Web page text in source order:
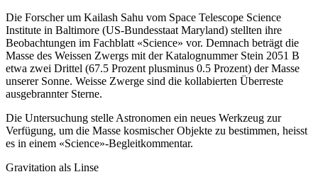
Die Forscher um Kailash Sahu vom Space Telescope Science
Institute in Baltimore (US-Bundesstaat Maryland) stellten ihre
Beobachtungen im Fachblatt «Science» vor. Demnach beträgt die
Masse des Weissen Zwergs mit der Katalognummer Stein 2051 B
etwa zwei Drittel (67.5 Prozent plusminus 0.5 Prozent) der Masse
unserer Sonne. Weisse Zwerge sind die kollabierten Überreste
ausgebrannter Sterne.
Die Untersuchung stelle Astronomen ein neues Werkzeug zur
Verfügung, um die Masse kosmischer Objekte zu bestimmen, heisst
es in einem «Science»-Begleitkommentar.
Gravitation als Linse